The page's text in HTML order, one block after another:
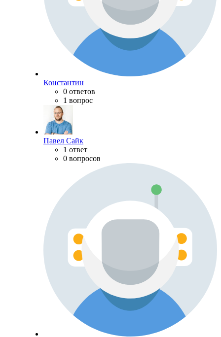
Константин
0 ответов
1 вопрос
Павел Сайк
1 ответ
0 вопросов